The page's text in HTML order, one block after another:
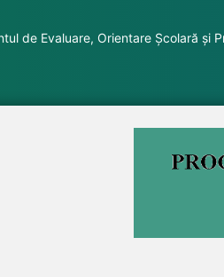
de Evaluare, Orientare Școlară și